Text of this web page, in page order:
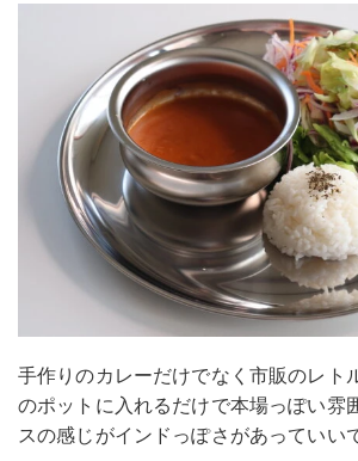
手作りのカレーだけでなく市販のレト
のポットに入れるだけで本場っぽい雰
スの感じがインドっぽさがあっていい